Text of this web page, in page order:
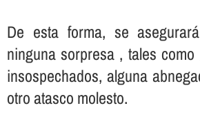
De esta forma, se
ninguna sorpresa , tales
insospechados, alguna
otro atasco molesto.